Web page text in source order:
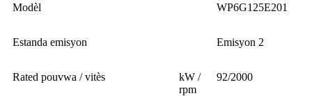
Modèl WP6G125E201
Estanda emisyon Emisyon 2
Rated pouvwa / vitès
kW /
rpm
92/2000